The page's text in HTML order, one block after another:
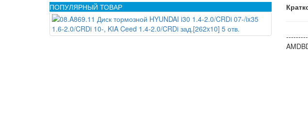
ПОПУЛЯРНЫЙ ТОВАР